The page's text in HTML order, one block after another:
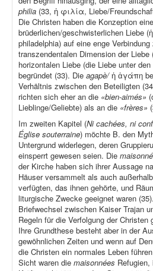
philia (33, ἡ φιλία, Liebe/
Die Christen haben die Konzeption
brüderlichen/geschwisterlichen Liebe
philadelphia) auf eine enge
transzendentalen Dimension der
horizontalen Liebe (die Liebe unter
begründet (33). Die agapè/ἡ ἀγάπη
Verhältnis zwischen den Beteiligten
richten sich eher an die «bien-aimés»
Lieblinge/Geliebte) als an die «frères»
Im zweiten Kapitel (Ni cachées, ni
Église souterraine) möchte B. den
Untergrund widerlegen, deren
einsperrt gewesen seien. Die
der Kirche haben sich ihrer Aussage
Häuser versammelt als auch
verfügten, das ihnen gehörte, und
liturgische Zwecke geeignet waren
Briefwechsel zwischen Kaiser Trajan
Regeln für die Verfolgung der Christen
Ihre Grundthese besteht aber in der
gewöhnlichen Zeiten und wenn auf
die Christen ein normales Leben
Sicht waren die maisonnées